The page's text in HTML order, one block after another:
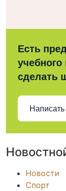
Есть
учебного
сделать
Новости
Спорт